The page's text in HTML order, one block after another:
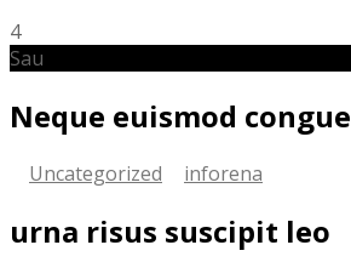
4
Sau
Neque euismod congue
Uncategorized inforena
urna risus suscipit leo